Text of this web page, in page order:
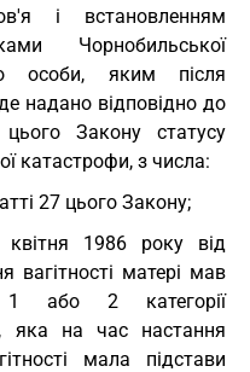
і встановленням
Чорнобильської
особи, яким після
надано відповідно до
Закону статусу
катастрофи, з числа:
27 цього Закону;
1986 року від
вагітності матері мав
або 2 категорії
яка на час настання
мала підстави